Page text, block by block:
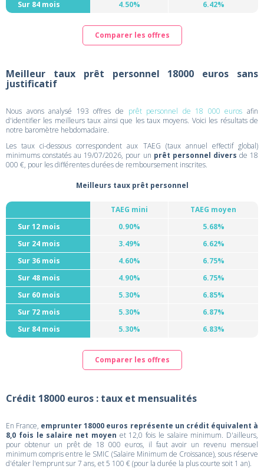
Sur 84 mois 4.50% 6.42%
Comparer les offres
Meilleur taux prêt personnel 18000 euros sans
justificatif
Nous avons analysé 193 offres de prêt personnel de 18 000 euros afin
d'identifier les meilleurs taux ainsi que les taux moyens. Voici les résultats de
notre baromètre hebdomadaire.
Les taux ci-dessous correspondent aux TAEG (taux annuel effectif global)
minimums constatés au 19/07/2026, pour un prêt personnel divers de 18
000 €, pour les différentes durées de remboursement inscrites.
Meilleurs taux prêt personnel
TAEG mini
TAEG moyen
Sur 12 mois
0.90%
5.68%
Sur 24 mois
3.49%
6.62%
Sur 36 mois
4.60%
6.75%
Sur 48 mois
4.90%
6.75%
Sur 60 mois
5.30%
6.85%
Sur 72 mois
5.30%
6.87%
Sur 84 mois
5.30% 6.83%
Comparer les offres
Crédit 18000 euros : taux et mensualités
En France, emprunter 18000 euros représente un crédit équivalent à
8,0 fois le salaire net moyen et 12,0 fois le salaire minimum. D'ailleurs,
pour obtenur un prêt de 18 000 euros, il faut avoir un revenu mensuel
minimum compris entre le SMIC (Salaire Minimum de Croissance), sous réserve
d'étaler l'emprunt sur 7 ans, et 5 100 € (pour la durée la plus courte soit 1 an).